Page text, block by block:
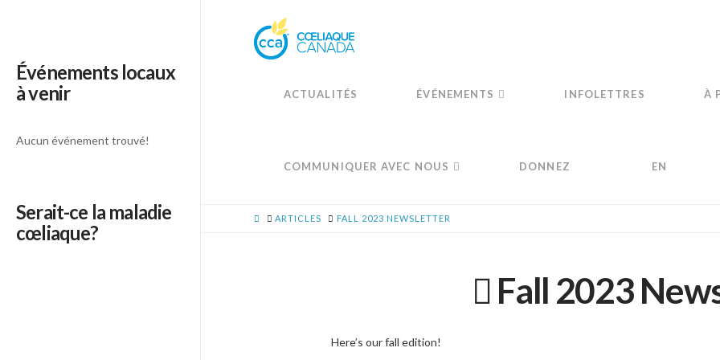
ACTUALITÉS ÉVÉNEMENTS INFOLETTRES À
COMMUNIQUER AVEC NOUS DONNEZ EN
HOME
ARTICLES FALL 2023 NEWSLETTER
Fall 2023
Here’s our fall edition!
Événements locaux
à venir
Aucun événement trouvé!
Serait-ce la maladie
cœliaque?